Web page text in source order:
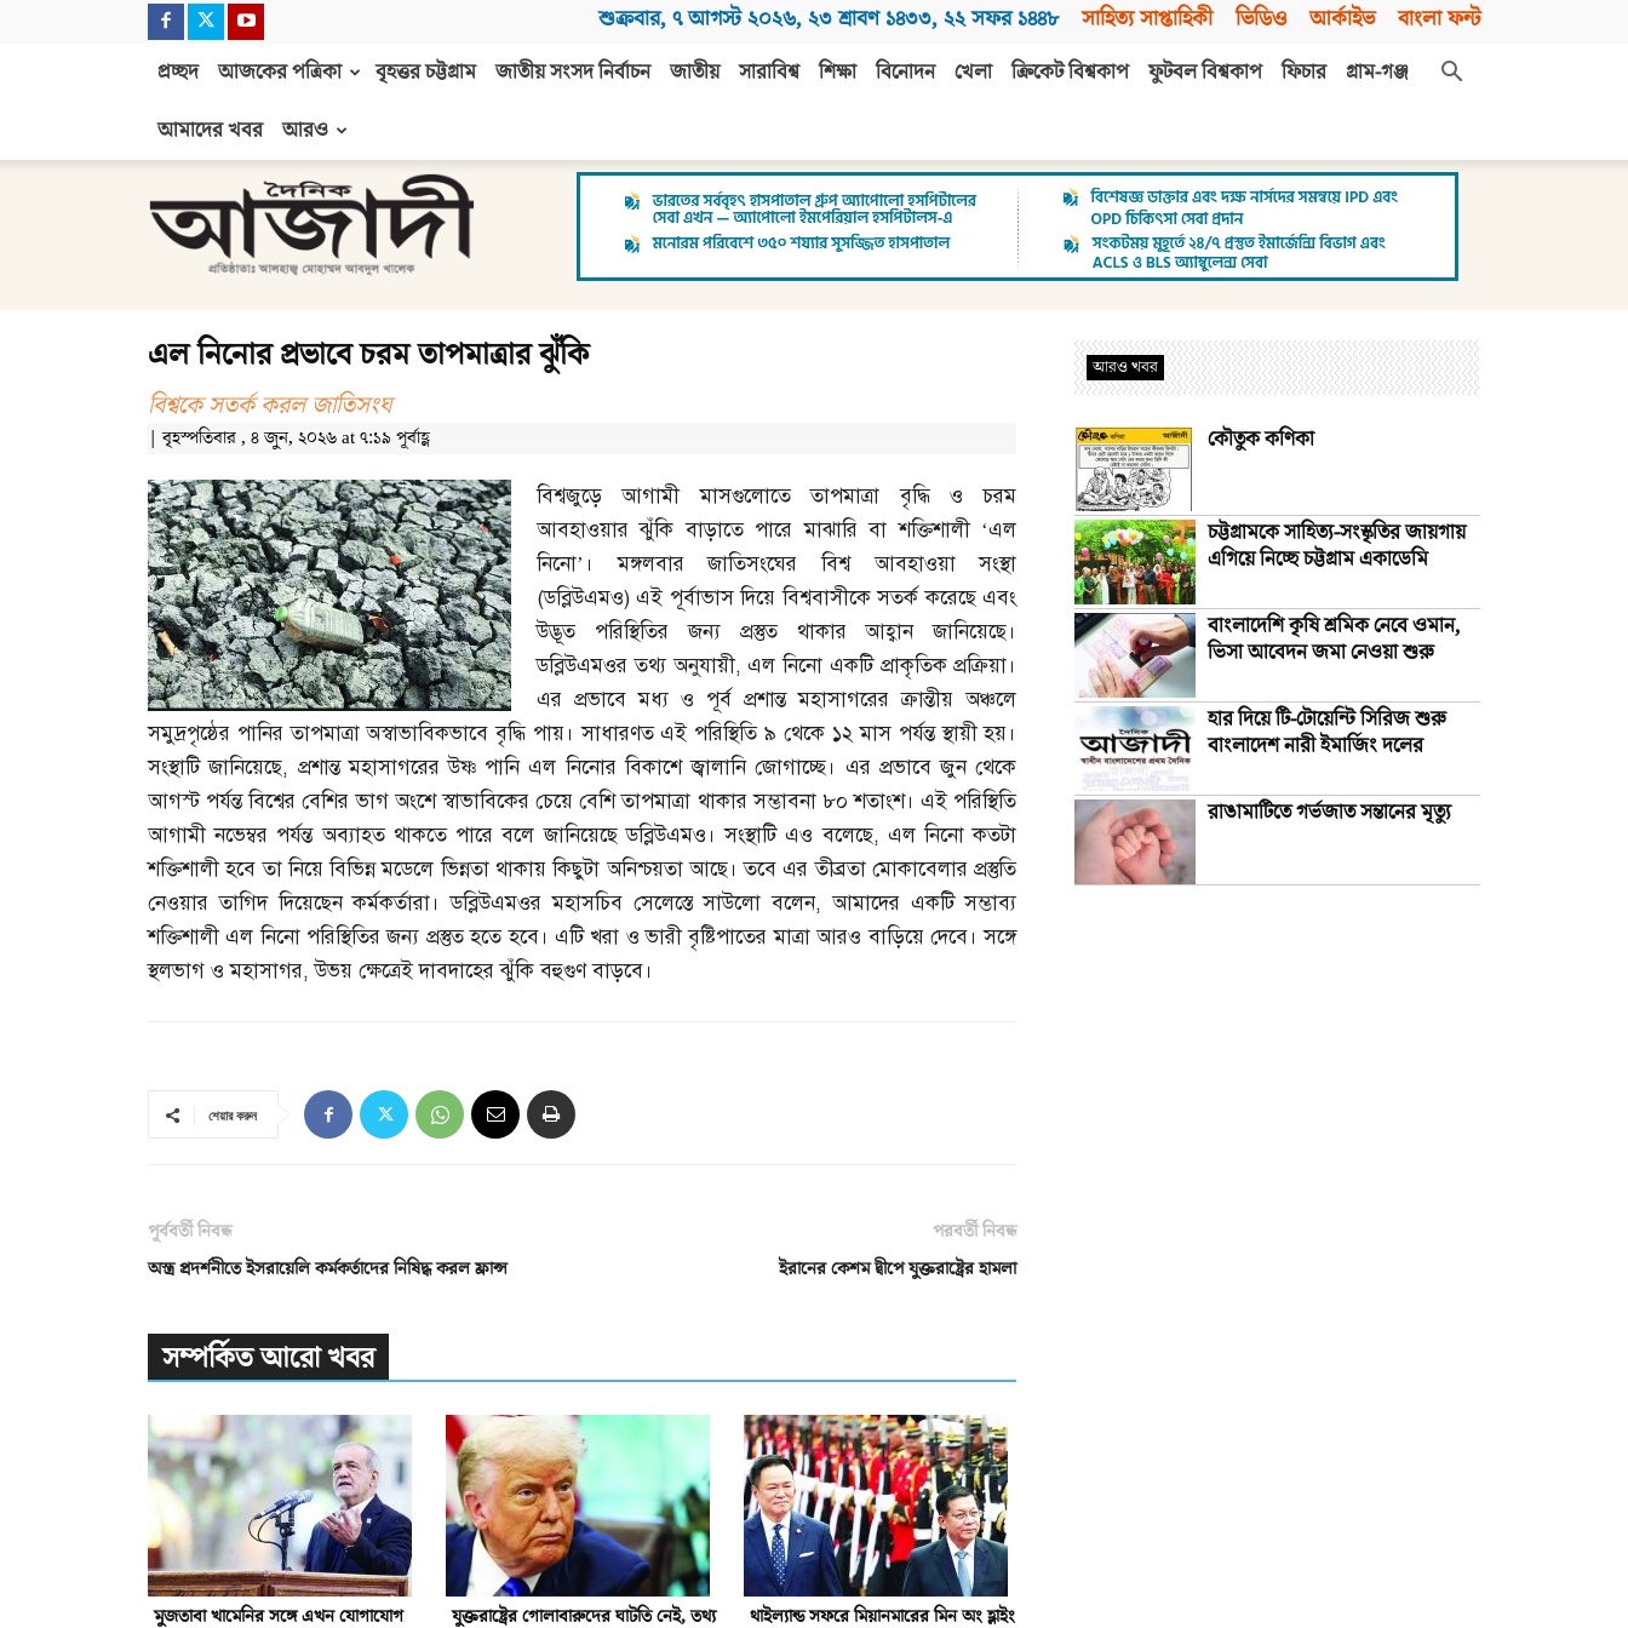
শুক্রবার, ৭ আগস্ট ২০২৬, ২৩ শ্রাবণ ১৪৩৩, ২২ সফর ১৪৪৮ সাহিত্য সাপ্তাহিকী ভিডিও আর্কাইভ বাংলা ফন্ট
প্রচ্ছদ আজকের পত্রিকা বৃহত্তর চট্টগ্রাম জাতীয় সংসদ নির্বাচন জাতীয় সারাবিশ্ব শিক্ষা বিনোদন খেলা ক্রিকেট বিশ্বকাপ ফুটবল বিশ্বকাপ ফিচার
গ্রাম-গঞ্জ
আমাদের খবর
আরও
আজাদী
এল নিনোর প্রভাবে চরম তাপমাত্রার ঝুঁকি
বিশ্বকে সতর্ক করল জাতিসংঘ
| বৃহস্পতিবার , ৪ জুন, ২০২৬ at ৭:১৯ পূর্বাহ্ণ
বিশ্বজুড়ে আগামী মাসগুলোতে তাপমাত্রা বৃদ্ধি ও চরম
আবহাওয়ার ঝুঁকি বাড়াতে পারে মাঝারি বা শক্তিশালী ‘এল
নিনো’। মঙ্গলবার জাতিসংঘের বিশ্ব আবহাওয়া সংস্থা
(ডব্লিউএমও)এই পূর্বাভাস দিয়ে বিশ্ববাসীকে সতর্ক করেছে এবং
উদ্ভূত পরিস্থিতির জন্য প্রস্তুত থাকার আহ্বান জানিয়েছে।
ডব্লিউএমওর তথ্য অনুযায়ী,এল নিনো একটি প্রাকৃতিক প্রক্রিয়া।
এর প্রভাবে মধ্য ও পূর্ব প্রশান্ত মহাসাগরের ক্রান্তীয় অঞ্চলে
সমুদ্রপৃষ্ঠের পানির তাপমাত্রা অস্বাভাবিকভাবে বৃদ্ধি পায়। সাধারণত এই পরিস্থিতি ৯ থেকে ১২ মাস পর্যন্ত স্থায়ী হয়।
সংস্থাটি জানিয়েছে, প্রশান্ত মহাসাগরের উষ্ণ পানি এল নিনোর বিকাশে জ্বালানি জোগাচ্ছে। এর প্রভাবে জুন থেকে
আগস্ট পর্যন্ত বিশ্বের বেশির ভাগ অংশে স্বাভাবিকের চেয়ে বেশি তাপমাত্রা থাকার সম্ভাবনা ৮০ শতাংশ। এই পরিস্থিতি
আগামী নভেম্বর পর্যন্ত অব্যাহত থাকতে পারে বলে জানিয়েছে ডব্লিউএমও। সংস্থাটি এও বলেছে, এল নিনো কতটা
শক্তিশালী হবে তা নিয়ে বিভিন্ন মডেলে ভিন্নতা থাকায় কিছুটা অনিশ্চয়তা আছে। তবে এর তীব্রতা মোকাবেলার প্রস্তুতি
নেওয়ার তাগিদ দিয়েছেন কর্মকর্তারা। ডব্লিউএমওর মহাসচিব সেলেস্তে সাউলো বলেন,আমাদের একটি সম্ভাব্য
শক্তিশালী এল নিনো পরিস্থিতির জন্য প্রস্তুত হতে হবে। এটি খরা ও ভারী বৃষ্টিপাতের মাত্রা আরও বাড়িয়ে দেবে। সঙ্গে
স্থলভাগ ও মহাসাগর,উভয় ক্ষেত্রেই দাবদাহের ঝুঁকি বহুগুণ বাড়বে।
শেয়ার করুন
পূর্ববর্তী নিবন্ধ
অস্ত্র প্রদর্শনীতে ইসরায়েলি কর্মকর্তাদের নিষিদ্ধ করল ফ্রান্স
পরবর্তী নিবন্ধ
ইরানের কেশম দ্বীপে যুক্তরাষ্ট্রের হামলা
সম্পর্কিত আরো খবর
মুজতাবা খামেনির সঙ্গে এখন যোগাযোগ
যুক্তরাষ্ট্রের গোলাবারুদের ঘাটতি নেই, তথ্য
থাইল্যান্ড সফরে মিয়ানমারের মিন অং হ্লাইং
আরও খবর
কৌতুক কণিকা
চট্টগ্রামকে সাহিত্য-সংস্কৃতির জায়গায়
এগিয়ে নিচ্ছে চট্টগ্রাম একাডেমি
বাংলাদেশি কৃষি শ্রমিক নেবে ওমান,
ভিসা আবেদন জমা নেওয়া শুরু
হার দিয়ে টি-টোয়েন্টি সিরিজ শুরু
বাংলাদেশ নারী ইমার্জিং দলের
রাঙামাটিতে গর্ভজাত সন্তানের মৃত্যু